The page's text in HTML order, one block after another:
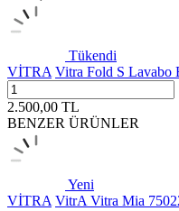
Tükendi
VİTRA Vitra Fold S Lavabo
2.500,00 TL
BENZER ÜRÜNLER
Yeni
VİTRA VitrA Vitra Mia